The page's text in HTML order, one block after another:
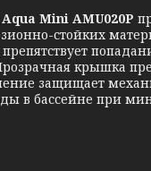
Aqua Mini AMU020P
стойких
крышка
защищает
в бассейне при